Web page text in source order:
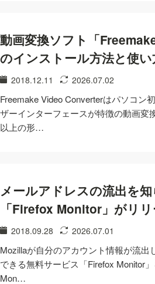
動画変換ソフト「
のインストール方法と使い
2018.12.11 2026.07.02
Freemake Video Converterはパソコン
ザーインターフェースが特徴の動画変
以上の形…
メールアドレスの流出を
「Firefox Monitor」がリリ
2018.09.28 2026.07.01
Mozillaが自分のアカウント情報が流出
できる無料サービス「Firefox Monitor
Mon…